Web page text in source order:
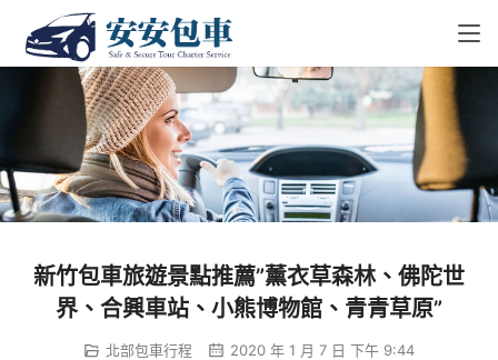
新竹包車旅遊景點推薦”薰衣草森林、佛陀世
界、合興車站、小熊博物館、青青草原”
北部包車行程 2020 年 1 月 7 日 下午 9:44